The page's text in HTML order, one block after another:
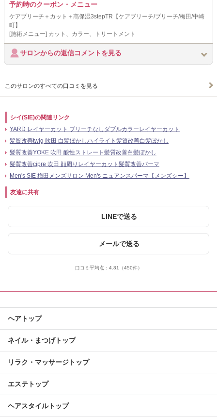
予約時のクーポン・メニュー
ケアブリーチ＋カット＋高保湿3stepTR【ケアブリーチ/ブリーチ/梅田/中崎
町】
[施術メニュー] カット、カラー、トリートメント
サロンからの返信コメントを見る
このサロンのすべての口コミを見る
シイ(SIE)の関連リンク
YARD レイヤーカット ブリーチなしダブルカラーレイヤーカット
髪質改善twig 吹田 白髪ぼかしハイライト髪質改善白髪ぼかし
髪質改善YOKE 吹田 酸性ストレート髪質改善白髪ぼかし
髪質改善cipre 吹田 顔周りレイヤーカット髪質改善パーマ
Men's SIE 梅田メンズサロン Men's ニュアンスパーマ【メンズシー】
友達に共有
LINEで送る
メールで送る
口コミ平均点： 4.81 （450件）
ヘアトップ
ネイル・まつげトップ
リラク・マッサージトップ
エステトップ
ヘアスタイルトップ